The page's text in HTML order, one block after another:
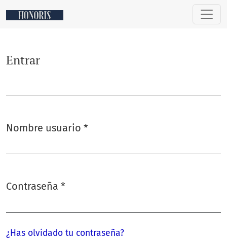
Entrar
Entrar
Nombre usuario *
Contraseña *
¿Has olvidado tu contraseña?